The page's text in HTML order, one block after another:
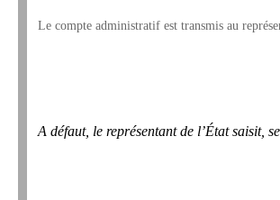
Le compte administratif est transmis au
A défaut, le représentant de l’État saisit,